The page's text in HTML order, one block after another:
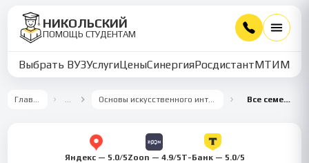
НИКОЛЬСКИЙ
ПОМОЩЬ СТУДЕНТАМ
Выбрать ВУЗУслугиЦеныСинергияРосдистантМТИММУ
Главная … Основы искусственного интеллекта Все семестры
Яндекс — 5.0/5Zoon — 4.9/5Т-Банк — 5.0/5